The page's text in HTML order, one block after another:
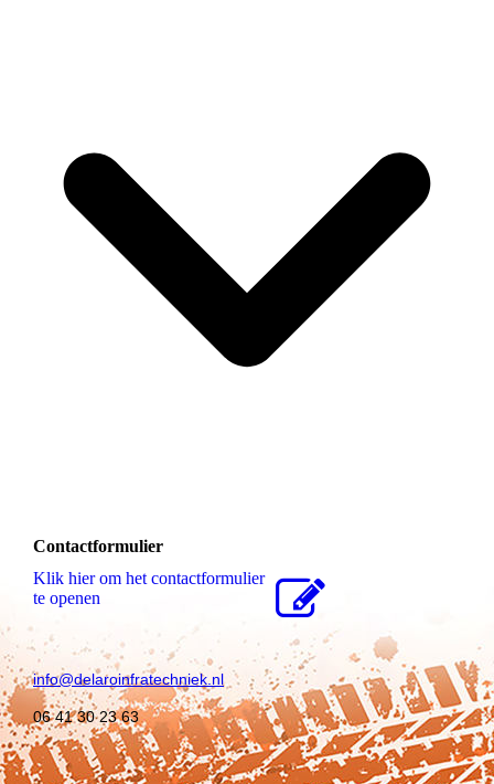
Contactformulier
Klik hier om het contactformulier
te openen
info@delaroinfratechniek.nl
06 41 30 23 63